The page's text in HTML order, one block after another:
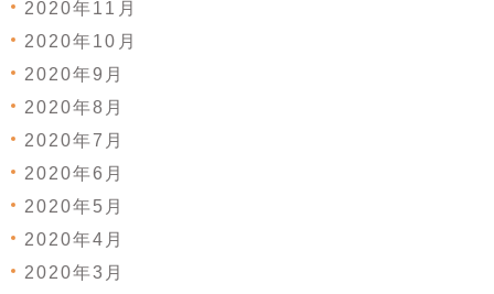
2020年11月
2020年10月
2020年9月
2020年8月
2020年7月
2020年6月
2020年5月
2020年4月
2020年3月